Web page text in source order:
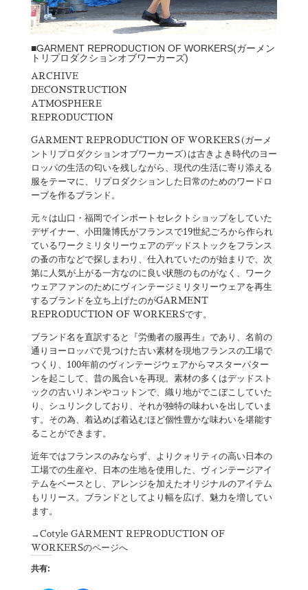
■GARMENT REPRODUCTION OF WORKERS(ガーメン
トリプロダクションオブワーカーズ)
ARCHIVE
DECONSTRUCTION
ATMOSPHERE
REPRODUCTION
GARMENT REPRODUCTION OF WORKERS(ガーメ
ントリプロダクションオブワーカーズ)は古きよき時代のヨー
ロッパの生活の匂いを残しながら、現代の生活に寄り添える
服をテーマに、リプロダクションした日常のためのワードロ
ーブを作るブランド。
元々は山口・福岡でインポートセレクトショップをしていた
デザイナー、小田隆博氏がフランスで19世紀ごろから作られ
ているワークミリタリーウェアのデッドストックをフランス
の蚤の市などで探しまわり、仕入れていたのが始まりで、次
第に人気が上がる一方なのに良い状態のものがなく、ワーク
ウェアファンのためにヴィンテージミリタリーウェアを再生
するブランドを立ち上げたのがGARMENT
REPRODUCTION OF WORKERSです。
ブランド名を直訳すると『労働者の服再生』であり、名前の
通りヨーロッパで見つけた古い素材を現地フランスの工場で
つくり、100年前のヴィンテージウェアからマスターパター
ンを起こして、昔の風合いを再現。素材の多くはデッドスト
ックの古いリネンやコットンで、織り地がでこぼこしていた
り、シュリンクしており、それが独特の味わいを出していま
す。その為、着込めば着込むほど個性豊かな味わいを堪能す
ることができます。
近年ではフランスのみならず、よりクォリティの高い日本の
工場での生産や、日本の生地を使用した、ヴィンテージアイ
テムをベースとし、アレンジを加えたオリジナルのアイテム
もリリース。ブランドとしてより幅を広げ、魅力を増してい
ます。
→Cotyle GARMENT REPRODUCTION OF
WORKERSのページへ
共有: